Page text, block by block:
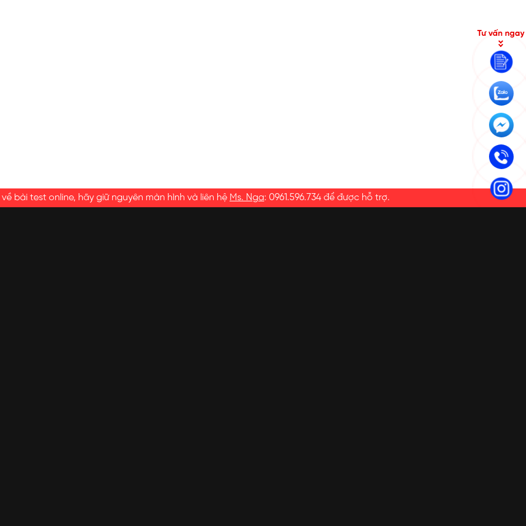
bài test online, hãy giữ nguyên màn hình và liên hệ Ms. Nga: 0961.596.734 để được hỗ trợ.
Tư vấn ngay